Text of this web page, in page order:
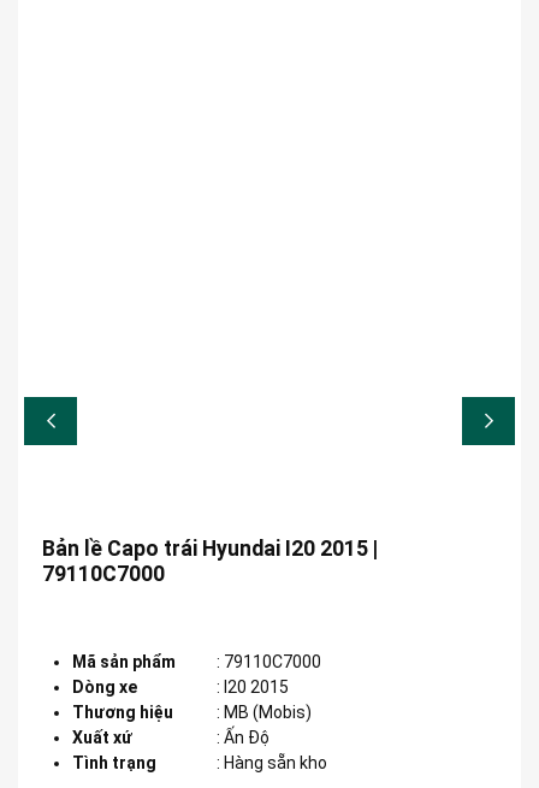
Bản lề Capo trái Hyundai I20 2015 |
79110C7000
Mã sản phẩm : 79110C7000
Dòng xe
: I20 2015
Thương hiệu
: MB (Mobis)
Xuất xứ
: Ấn Độ
Tình trạng
: Hàng sẵn kho